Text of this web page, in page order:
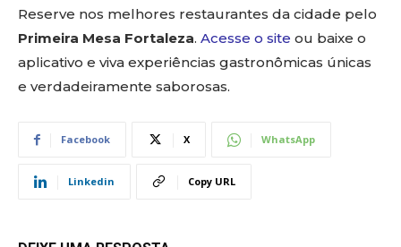
Reserve nos melhores restaurantes da cidade pelo
Primeira Mesa Fortaleza. Acesse o site ou baixe o
aplicativo e viva experiências gastronômicas únicas
e verdadeiramente saborosas.
Facebook X WhatsApp
Linkedin Copy URL